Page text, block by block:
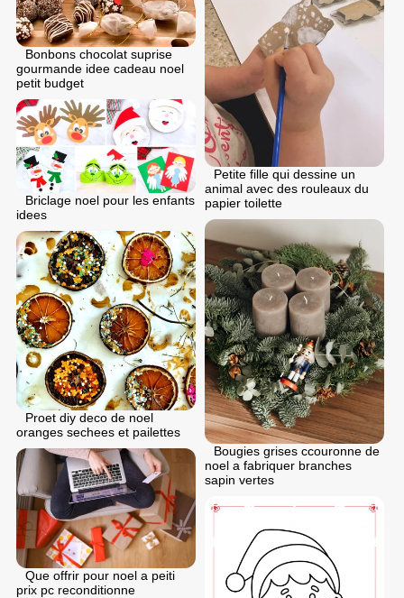
Bonbons chocolat suprise
gourmande idee cadeau noel
petit budget
Petite fille qui dessine un
animal avec des rouleaux du
papier toilette
Briclage noel pour les enfants
idees
Bougies grises ccouronne de
noel a fabriquer branches
sapin vertes
Proet diy deco de noel
oranges sechees et pailettes
Que offrir pour noel a peiti
prix pc reconditionne